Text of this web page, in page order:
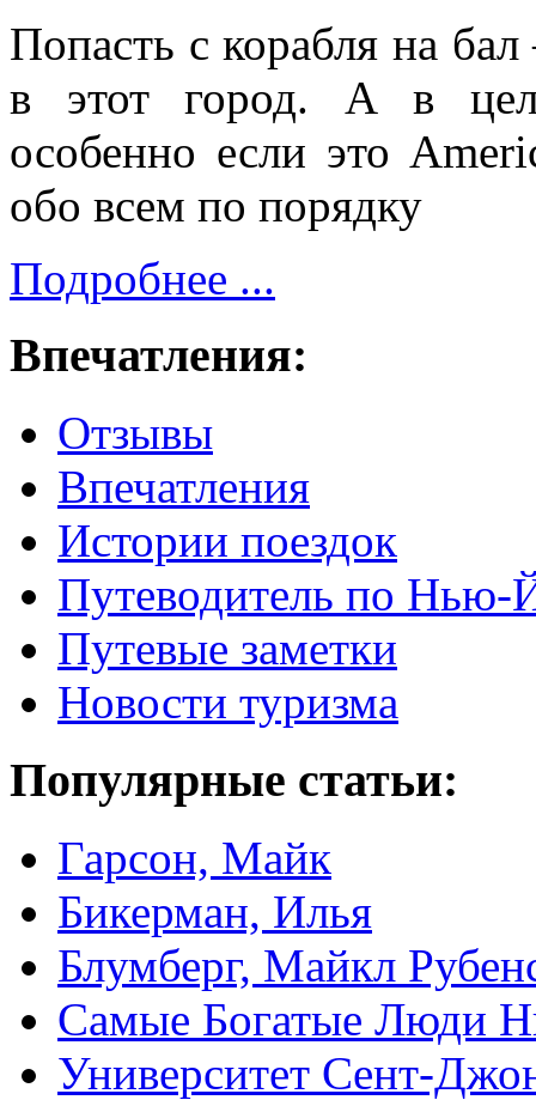
Попасть с корабля на
в этот город. А в
особенно если это
обо всем по порядку
Подробнее ...
Впечатления:
Отзывы
Впечатления
Истории поездок
Путеводитель по Нью-
Путевые заметки
Новости туризма
Популярные статьи:
Гарсон, Майк
Бикерман, Илья
Блумберг, Майкл
Самые Богатые Люди
Университет Сент-